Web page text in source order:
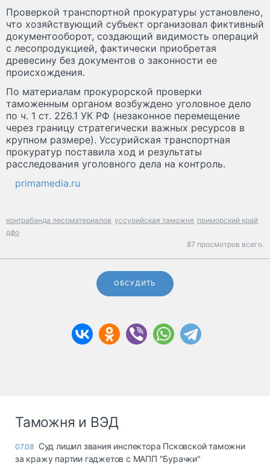
Проверкой транспортной прокуратуры установлено,
что хозяйствующий субъект организовал фиктивный
документооборот, создающий видимость операций
с лесопродукцией, фактически приобретая
древесину без документов о законности ее
происхождения.
По материалам прокурорской проверки
таможенным органом возбуждено уголовное дело
по ч. 1 ст. 226.1 УК РФ (незаконное перемещение
через границу стратегически важных ресурсов в
крупном размере). Уссурийская транспортная
прокуратур поставила ход и результаты
расследования уголовного дела на контроль.
primamedia.ru
контрабанда лесоматериалов уссурийская таможня приморский край
дфо
87 просмотров всего.
ОБСУДИТЬ
Таможня и ВЭД
07.08 Суд лишил звания инспектора Псковской таможни
за кражу партии гаджетов с МАПП "Бурачки"